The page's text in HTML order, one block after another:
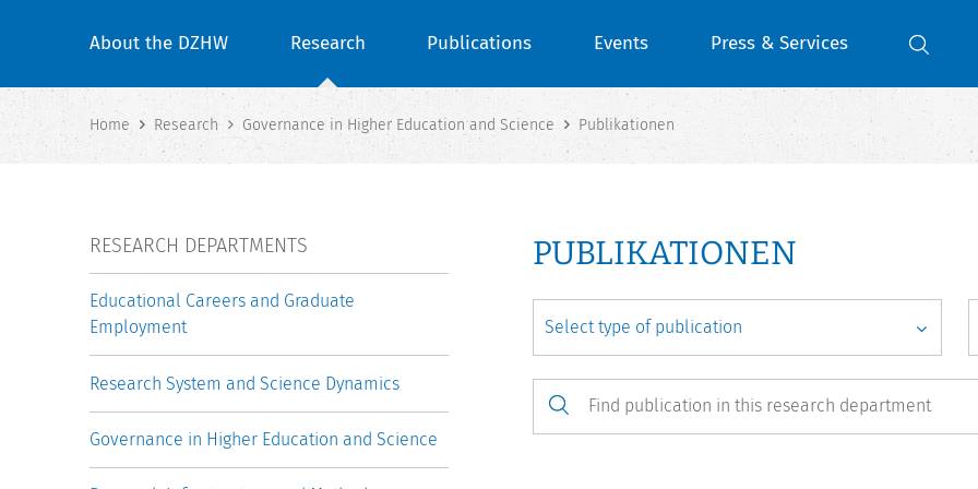
About the DZHW Research Publications Events Press & Services
Home Research Governance in Higher Education and Science Publikationen
PUBLIKATIONEN
RESEARCH DEPARTMENTS
Educational Careers and Graduate
Employment
Research System and Science Dynamics
Governance in Higher Education and Science